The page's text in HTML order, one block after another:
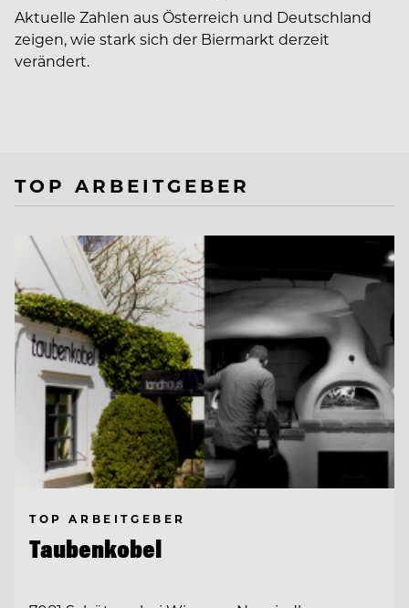
Aktuelle Zahlen aus Österreich und Deutschland
zeigen, wie stark sich der Biermarkt derzeit
verändert.
TOP ARBEITGEBER
TOP ARBEITGEBER
Taubenkobel